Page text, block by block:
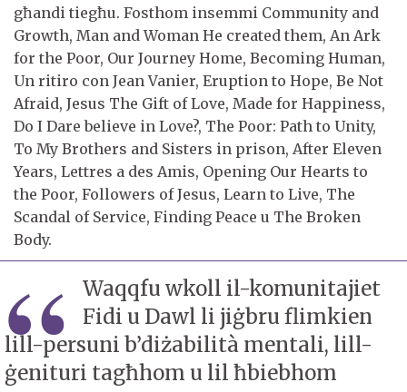
għandi tiegħu. Fosthom insemmi Community and
Growth, Man and Woman He created them, An Ark
for the Poor, Our Journey Home, Becoming Human,
Un ritiro con Jean Vanier, Eruption to Hope, Be Not
Afraid, Jesus The Gift of Love, Made for Happiness,
Do I Dare believe in Love?, The Poor: Path to Unity,
To My Brothers and Sisters in prison, After Eleven
Years, Lettres a des Amis, Opening Our Hearts to
the Poor, Followers of Jesus, Learn to Live, The
Scandal of Service, Finding Peace u The Broken
Body.
Waqqfu wkoll il-komunitajiet
Fidi u Dawl li jiġbru flimkien
lill-persuni b’diżabilità mentali, lill-
ġenituri tagħhom u lil ħbiebhom